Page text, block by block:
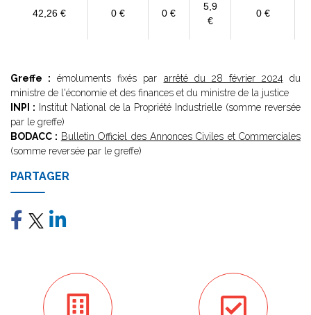
42,26 € 0 € 0 €
5,9
€
0 €
Greffe : émoluments fixés par arrêté du 28 février 2024 du
ministre de l'économie et des finances et du ministre de la justice
INPI : Institut National de la Propriété Industrielle (somme reversée
par le greffe)
BODACC : Bulletin Officiel des Annonces Civiles et Commerciales
(somme reversée par le greffe)
PARTAGER